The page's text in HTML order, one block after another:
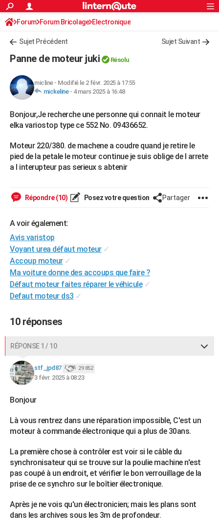
ACTUALITÉS
Politique
Société
Faits Divers
Education
Monde
Villes
+
Retraite
Impôts
Epargne
Immobilier
Risques naturels par ville
Banque
Assurance
Crédit
AUTO
HIGH-TECH
Mobiles
Meilleur smartphone
Internet
Ordinateurs
Jeux vidéo
Guide high-tech
+
Forum
Aménagement intérieur
Extérieur
Cuisine
Salle de bains
Jardinage
Rangement
WEEK-END
Guides de France
Escapades
Patrimoine
Expositions
Musées
Week-end nature
+LIFESTYLE
SANTE
Destinations
City break
Voyage nature
Voyage de noces
Forum
Climat
+
GUIDES D'ACHAT
BONS PLANS
CARTE DE VOEUX
Dictionnaire
Biographies
Citations
Expressions
Proverbes
PROGRAMME TV
COPAINS D'AVANT
S'inscrire
Se connecter
Lycées
Collèges
Primaires
Universités
Entreprises
Service militaire
Avis de recherche
AVIS DE DÉCÈS
Bricolage
Lifestyle
Culture
Television
Voyage
Cinema
S'inscrire
Connexion
Forum Forum Bricolage Electronique
Sujet Précédent Sujet Suivant
Panne de moteur juki Résolu
micline- Modifié le 2 févr. 2025 à 17:55
mickeline- 4 mars 2025 à 16:48
Bonjour,Je recherche une personne qui connait le moteur
elka variostop type ce 552 No. 09436652.
Moteur 220/380. de machene a coudre quand je retire le
pied de la petale le moteur continue je suis oblige de l arrete
a l interupteur pas serieux s abtenir
Répondre (10) Posez votre question Partager
A voir également:
Avis varistop
Voyant urea défaut moteur ✓
Accoup moteur ✓
Ma voiture donne des accoups que faire ?
Défaut moteur faites réparer le véhicule ✓
Defaut moteur ds3 ✓
10 réponses
RÉPONSE 1 / 10
stf_jpd87 29 852
3 févr. 2025 à 08:23
Bonjour
Là vous rentrez dans une réparation impossible, C'est un
moteur à commande électronique qui a plus de 30ans.
La première chose à contrôler est voir si le câble du
synchronisateur qui se trouve sur la poulie machine n'est
pas coupé à un endroit, et vérifier le bon verrouillage de la
prise de ce synchro sur le boîtier électronique.
Après je ne vois qu'un électronicien; mais les plans sont
dans les archives sous les 3m de profondeur.